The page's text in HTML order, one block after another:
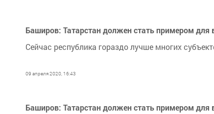
Баширов: Татарстан должен стать примером для
Сейчас республика гораздо лучше многих
09 апреля 2020, 16:43
Баширов: Татарстан должен стать примером для